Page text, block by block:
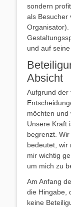
sondern
als Besucher
Organisator).
und auf
Absicht
Aufgrund der
möchten und
Unsere Kraft
begrenzt.
bedeutet, wir
mir wichtig
um mich zu
Am Anfang
die Hingabe,
keine